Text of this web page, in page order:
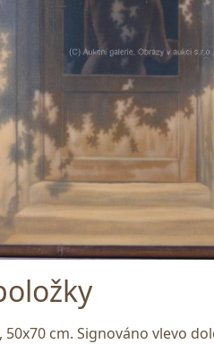
cm. Signováno vlevo